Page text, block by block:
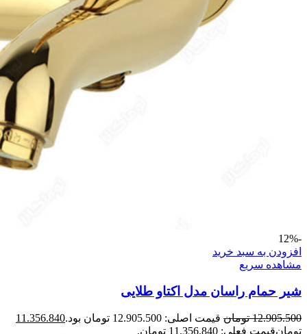
-12%
افزودن به سبد خرید
مشاهده سریع
شیر حمام راسان مدل اکتاو طلایی
12.905.500 تومان قیمت اصلی: 12.905.500 تومان بود.
11.356.840
تومانقیمت فعلی: 11.356.840 تومان.